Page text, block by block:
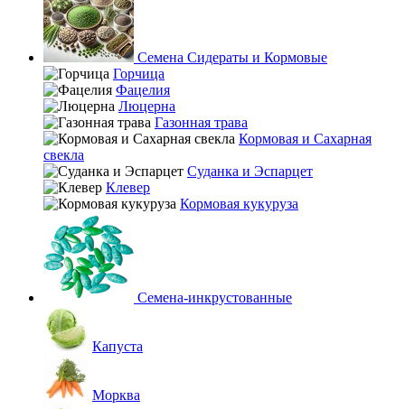
Семена Сидераты и Кормовые
Горчица
Фацелия
Люцерна
Газонная трава
Кормовая и Сахарная
свекла
Суданка и Эспарцет
Клевер
Кормовая кукуруза
Семена-инкрустованные
Капуста
Морква